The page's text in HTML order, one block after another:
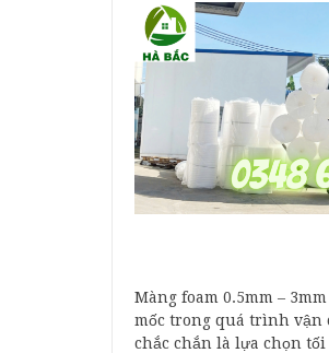
Màng foam 0.5mm –
mốc trong quá trình vận
chắc chắn là lựa chọn